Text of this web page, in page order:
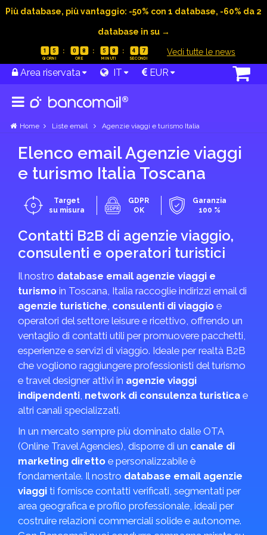
Più database, più vantaggio: -50% con 1 database, -60% da 2
database in su →
1 5 0 8 5 8 4 6 Vedi tutte le news
Area riservata IT EUR
Home Liste email Agenzie viaggi e turismo Italia
Elenco email Agenzie viaggi
e turismo Italia Toscana
Target
su misura
GDPR
OK
Garanzia
100 %
Contatti B2B di agenzie viaggio,
consulenti e operatori turistici
Il nostro database email agenzie viaggi e
turismo in Toscana, Italia raccoglie indirizzi email di
agenzie turistiche, consulenti di viaggio e
operatori del settore leisure e ricettivo, offrendo un
ventaglio di contatti utili per promuovere pacchetti,
esperienze e servizi di viaggio. Ideale per realtà B2B
che vogliono raggiungere professionisti del turismo
e travel designer attivi in agenzie viaggi
indipendenti, network di consulenza turistica e
altri canali specializzati.
In un mercato sempre più dominato dalle OTA
(Online Travel Agencies), disporre di un canale di
marketing diretto e personalizzabile è
fondamentale. Il nostro database email agenzie
viaggi ti fornisce contatti verificati, segmentati per
area geografica e profilo professionale, ideali per
costruire relazioni commerciali solide e autonome.